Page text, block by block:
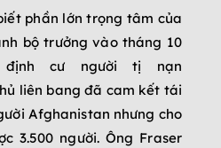
phần lớn trọng tâm của
bộ trưởng vào tháng 10
cư người tị nạn
liên bang đã cam kết tái
Afghanistan nhưng cho
3.500 người. Ông Fraser